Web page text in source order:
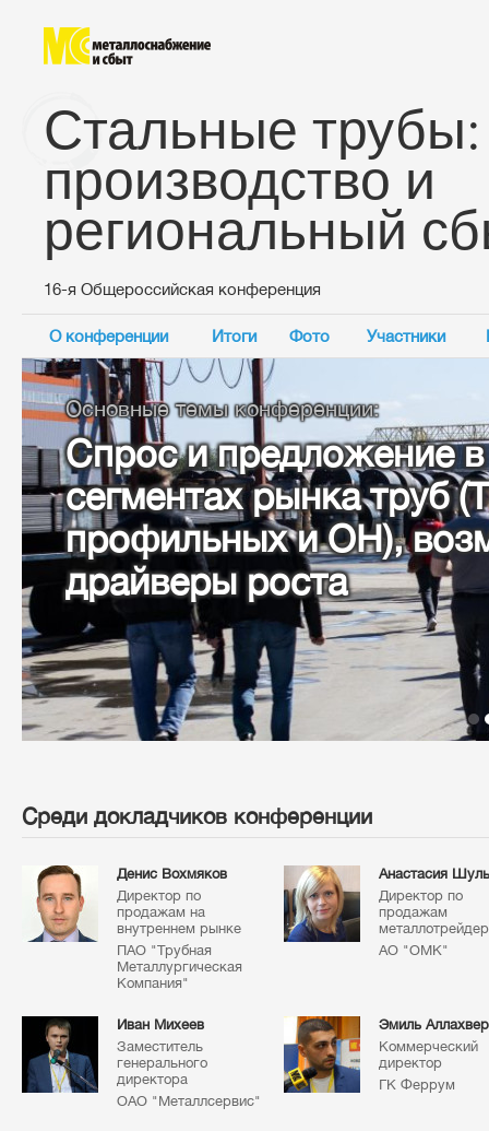
Стальные трубы:
производство и
региональный
16-я Общероссийская конференция
О конференции Итоги Фото Участники
Основные темы конференции:
Спрос и предложение
сегментах рынка труб
профильных и ОН),
драйверы роста
Среди докладчиков конференции
Денис Вохмяков
Директор по
продажам на
внутреннем рынке
ПАО "Трубная
Металлургическая
Компания"
Анастасия
Директор по
продажам
АО "ОМК"
Иван Михеев
Заместитель
генерального
директора
ОАО "Металлсервис"
Эмиль
Коммерческий
директор
ГК Феррум